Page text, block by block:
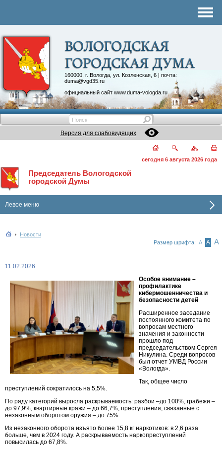
160000, г. Вологда, ул. Козленская, 6 | почта:
duma@vgd35.ru
официальный сайт www.duma-vologda.ru
Контакты
Депутатские объединения
Версия для слабовидящих
сегодня 6 августа 2026 года
Председатель Вологодской
городской Думы
Левое меню
Новости
Размер шрифта: А А А
11.02.2026
Особое внимание –
профилактике
кибермошенничества и
безопасности детей
Расширенное заседание
постоянного комитета по
вопросам местного
значения и законности
прошло под
председательством Сергея
Никулина. Среди вопросов
был отчет УМВД России
«Вологда».
Так, общее число
преступлений сократилось на 5,5%.
По ряду категорий выросла раскрываемость: разбои –до 100%, грабежи –
до 97,9%, квартирные кражи – до 66,7%, преступления, связанные с
незаконным оборотом оружия – до 75%.
Из незаконного оборота изъято более 15,8 кг наркотиков: в 2,6 раза
больше, чем в 2024 году. А раскрываемость наркопреступлений
повысилась до 67,8%.